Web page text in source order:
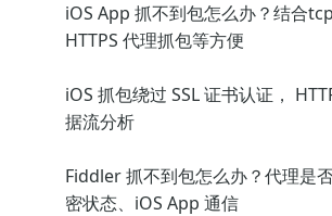
iOS App 抓不到包怎么办？结合tcp
HTTPS 代理抓包等方便
iOS 抓包绕过 SSL 证书认证，
据流分析
Fiddler 抓不到包怎么办？代理是
密状态、iOS App 通信